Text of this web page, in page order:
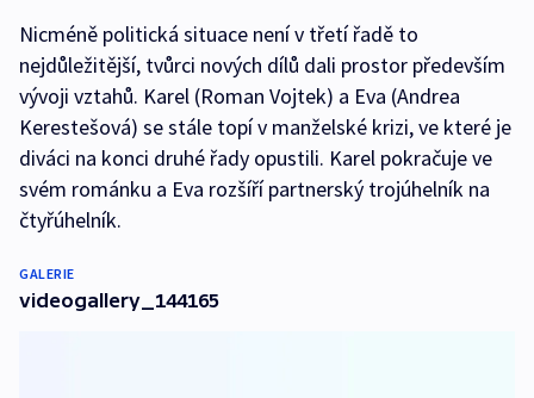
Nicméně politická situace není v třetí řadě to
nejdůležitější, tvůrci nových dílů dali prostor především
vývoji vztahů. Karel (Roman Vojtek) a Eva (Andrea
Kerestešová) se stále topí v manželské krizi, ve které je
diváci na konci druhé řady opustili. Karel pokračuje ve
svém románku a Eva rozšíří partnerský trojúhelník na
čtyřúhelník.
GALERIE
videogallery_144165